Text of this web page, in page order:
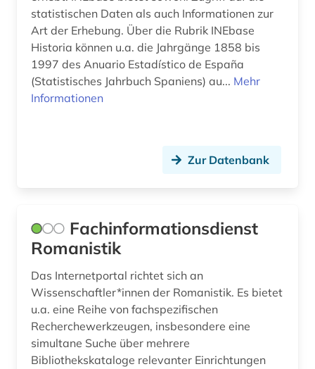
spanisch (22)
spanische literatur (1)
spanischer bürgerkrieg (2)
spanisches sprachgebiet (1)
sprachpraxis (7)
statistik (1)
tageszeitung (1)
statistischen Daten als auch Informationen zur
Art der Erhebung. Über die Rubrik INEbase
Historia können u.a. die Jahrgänge 1858 bis
1997 des Anuario Estadístico de España
(Statistisches Jahrbuch Spaniens) au... Mehr
Informationen
Zur Datenbank
Fachinformationsdienst
Romanistik
Das Internetportal richtet sich an
Wissenschaftler*innen der Romanistik. Es bietet
u.a. eine Reihe von fachspezifischen
Recherchewerkzeugen, insbesondere eine
simultane Suche über mehrere
Bibliothekskataloge relevanter Einrichtungen